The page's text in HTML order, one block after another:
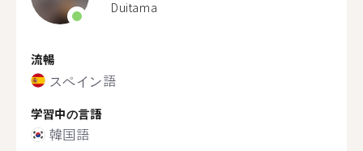
Duitama
流暢
スペイン語
学習中の言語
韓国語